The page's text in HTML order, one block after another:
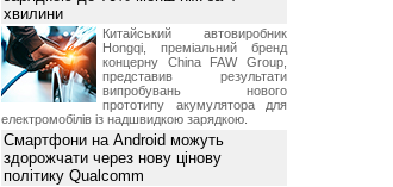
хвилини
Китайський автовиробник
Hongqi, преміальний бренд
концерну China FAW Group,
представив результати
випробувань нового
прототипу акумулятора для
електромобілів із надшвидкою зарядкою.
Смартфони на Android можуть
здорожчати через нову цінову
політику Qualcomm